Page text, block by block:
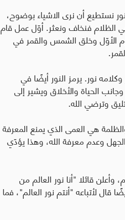
نستطيع أن نرى الاشياء بوضوح،
الظلام فنخاف ونعثر. أوّل عمل قام
(تك ١:٣-٤). خلق النور في اليوم الأوّل وخلق الشمس والقمر في
نور فوصاياه نور وكلامه نور. يرمز النور أيضًا في
الحياة والأخلاق ويشير إلى
وترضي الله.
هي العمى الذي يمنع المعرفة
وعدم معرفة الله، وهذا يؤدّي
وأعلن قائلا "أنا نور العالم من
بل يكون له نور الحياة" (يو 12:8). ولكنّه أيضًا قال لأتباعه "أنتم نور العالم"، فما